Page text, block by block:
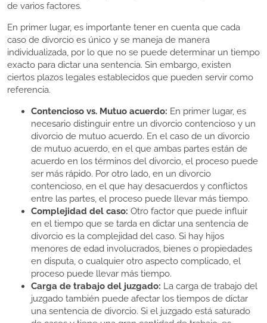
de varios factores.
En primer lugar, es importante tener en cuenta que cada
caso de divorcio es único y se maneja de manera
individualizada, por lo que no se puede determinar un tiempo
exacto para dictar una sentencia. Sin embargo, existen
ciertos plazos legales establecidos que pueden servir como
referencia.
Contencioso vs. Mutuo acuerdo: En primer lugar, es
necesario distinguir entre un divorcio contencioso y un
divorcio de mutuo acuerdo. En el caso de un divorcio
de mutuo acuerdo, en el que ambas partes están de
acuerdo en los términos del divorcio, el proceso puede
ser más rápido. Por otro lado, en un divorcio
contencioso, en el que hay desacuerdos y conflictos
entre las partes, el proceso puede llevar más tiempo.
Complejidad del caso: Otro factor que puede influir
en el tiempo que se tarda en dictar una sentencia de
divorcio es la complejidad del caso. Si hay hijos
menores de edad involucrados, bienes o propiedades
en disputa, o cualquier otro aspecto complicado, el
proceso puede llevar más tiempo.
Carga de trabajo del juzgado: La carga de trabajo del
juzgado también puede afectar los tiempos de dictar
una sentencia de divorcio. Si el juzgado está saturado